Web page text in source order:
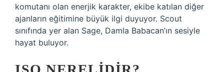
komutanı olan enerjik karakter, ekibe katılan diğer
ajanların eğitimine büyük ilgi duyuyor. Scout
sınıfında yer alan Sage, Damla Babacan’ın sesiyle
hayat buluyor.